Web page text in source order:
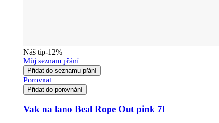
Náš tip-12%
Můj seznam přání
Přidat do seznamu přání
Porovnat
Přidat do porovnání
Vak na lano Beal Rope Out pink 7l